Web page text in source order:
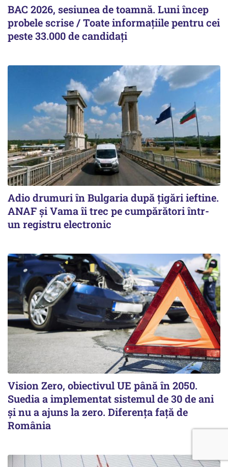
BAC 2026, sesiunea de toamnă. Luni încep
probele scrise / Toate informațiile pentru cei
peste 33.000 de candidați
Adio drumuri în Bulgaria după țigări ieftine.
ANAF și Vama îi trec pe cumpărători într-
un registru electronic
Vision Zero, obiectivul UE până în 2050.
Suedia a implementat sistemul de 30 de ani
şi nu a ajuns la zero. Diferenţa faţă de
România